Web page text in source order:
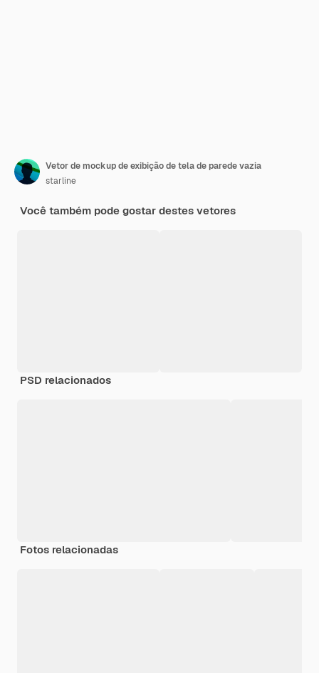
Vetor de mockup de exibição de tela de parede vazia
starline
Você também pode gostar destes vetores
PSD relacionados
Fotos relacionadas